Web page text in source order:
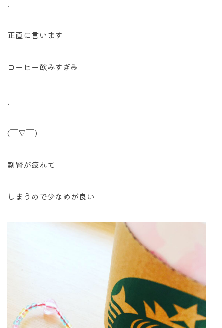
.
正直に言います
コーヒー飲みすぎ☕️
.
(￣▽￣)
副腎が疲れて
しまうので少なめが良い